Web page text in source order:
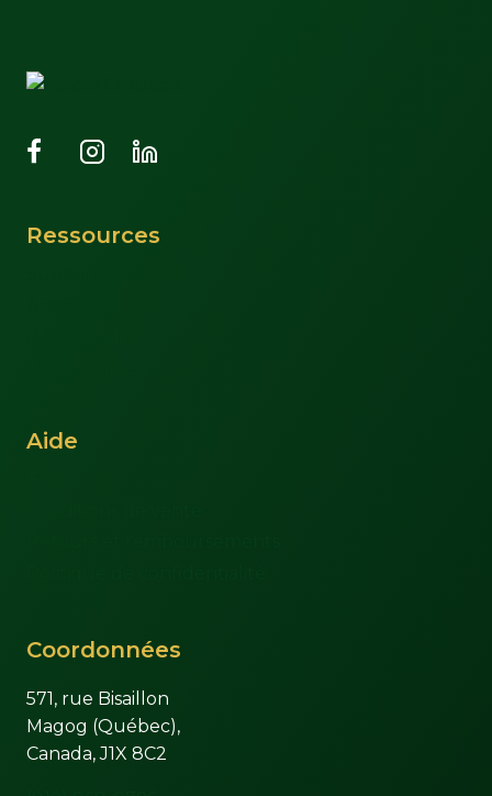
Ressources
Aide
Coordonnées
571, rue Bisaillon
Magog (Québec),
Canada, J1X 8C2